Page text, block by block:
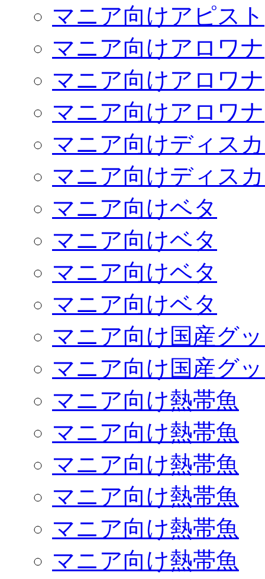
マニア向けアピスト
マニア向けアロワナ
マニア向けアロワナ
マニア向けアロワナ
マニア向けディス
マニア向けディス
マニア向けベタ
マニア向けベタ
マニア向けベタ
マニア向けベタ
マニア向け国産グ
マニア向け国産グ
マニア向け熱帯魚
マニア向け熱帯魚
マニア向け熱帯魚
マニア向け熱帯魚
マニア向け熱帯魚
マニア向け熱帯魚